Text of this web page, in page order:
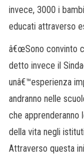
invece, 3000 i
educati attraverso
â€œSono convinto
detto invece il
unâ€™esperienza
andranno nelle
che apprenderanno
della vita negli
Attraverso questa